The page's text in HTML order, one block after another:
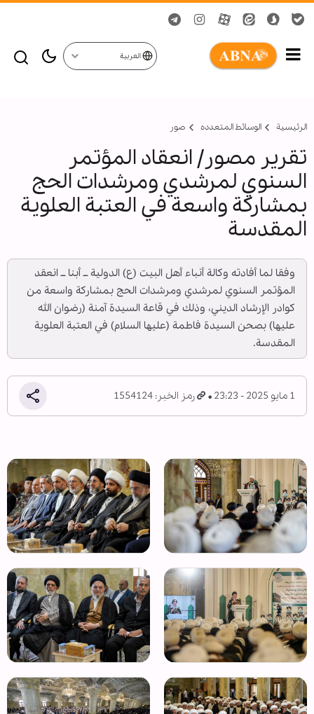
العربية
الرئيسية الوسائط المتعدده صور
تقرير مصور/ انعقاد المؤتمر
السنوي لمرشدي ومرشدات الحج
بمشاركة واسعة في العتبة العلوية
المقدسة
وفقا لما أفادته وكالة أنباء أهل البيت (ع) الدولية ــ أبنا ــ انعقد
المؤتمر السنوي لمرشدي ومرشدات الحج بمشاركة واسعة من
كوادر الإرشاد الديني، وذلك في قاعة السيدة آمنة (رضوان الله
عليها) بصحن السيدة فاطمة (عليها السلام) في العتبة العلوية
المقدسة.
1 مايو 2025 - 23:23 رمز الخبر: 1554124